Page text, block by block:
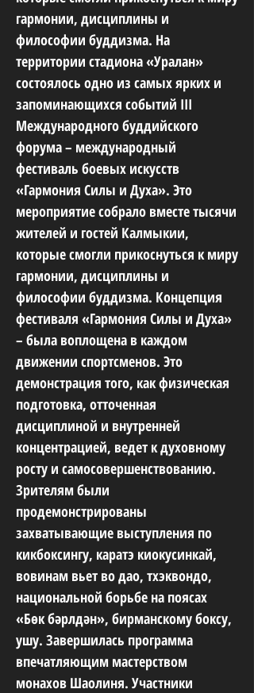
гармонии, дисциплины и
философии буддизма. На
территории стадиона «Уралан»
состоялось одно из самых ярких и
запоминающихся событий III
Международного буддийского
форума – международный
фестиваль боевых искусств
«Гармония Силы и Духа». Это
мероприятие собрало вместе тысячи
жителей и гостей Калмыкии,
которые смогли прикоснуться к миру
гармонии, дисциплины и
философии буддизма. Концепция
фестиваля «Гармония Силы и Духа»
– была воплощена в каждом
движении спортсменов. Это
демонстрация того, как физическая
подготовка, отточенная
дисциплиной и внутренней
концентрацией, ведет к духовному
росту и самосовершенствованию.
Зрителям были
продемонстрированы
захватывающие выступления по
кикбоксингу, каратэ киокусинкай,
вовинам вьет во дао, тхэквондо,
национальной борьбе на поясах
«Бөк бәрлдән», бирманскому боксу,
ушу. Завершилась программа
впечатляющим мастерством
монахов Шаолиня. Участники